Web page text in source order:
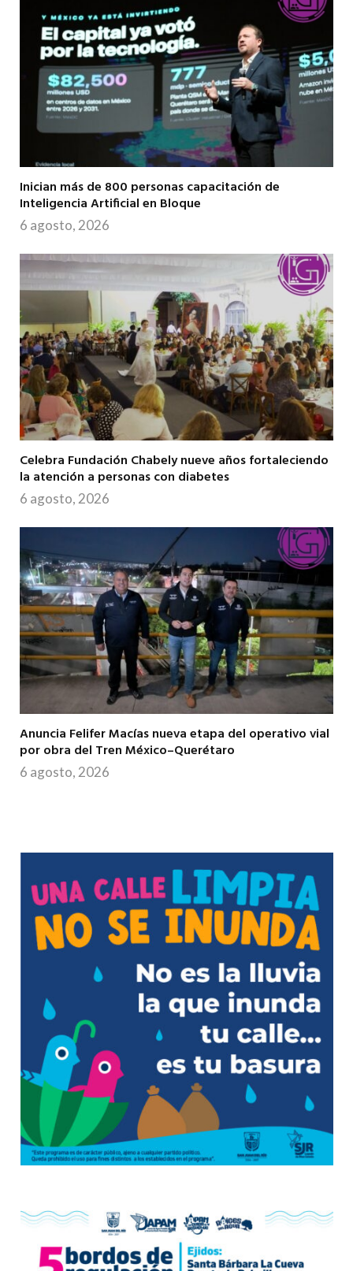
Inician más de 800 personas capacitación de
Inteligencia Artificial en Bloque
6 agosto, 2026
Celebra Fundación Chabely nueve años fortaleciendo
la atención a personas con diabetes
6 agosto, 2026
Anuncia Felifer Macías nueva etapa del operativo vial
por obra del Tren México–Querétaro
6 agosto, 2026